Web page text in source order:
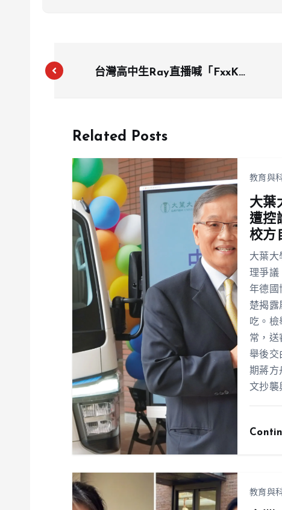
台灣高中生Ray直播喊「FxxK
Related Posts
教育與
大葉
遭控
校方
大葉大
理爭議
年德國
楚揭露
吃。檢
常，送
舉後交
期蔣方
文抄襲
教育與